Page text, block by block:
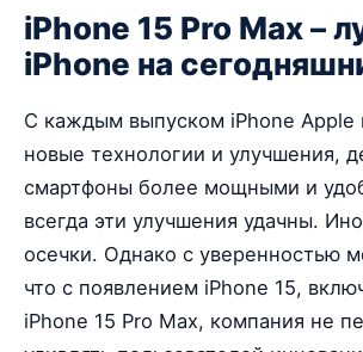
iPhone 15 Pro Max –
iPhone на
С каждым выпуском iPhone Apple
новые технологии и улучшения,
смартфоны более мощными и
всегда эти улучшения удачны.
осечки. Однако с уверенностью
что с появлением iPhone 15,
iPhone 15 Pro Max, компания не